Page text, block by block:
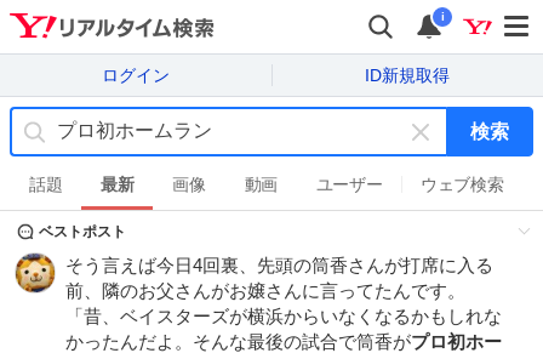
i
ログイン ID新規取得
キ
ー
ワ
ド
を
消
す
検索
話題 最新 画像 動画 ユーザー ウェブ検索
ベストポスト
そう言えば今日4回裏、先頭の筒香さんが打席に入る
前、隣のお父さんがお嬢さんに言ってたんです。
「昔、ベイスターズが横浜からいなくなるかもしれな
かったんだよ。そんな最後の試合で筒香がプロ初ホー